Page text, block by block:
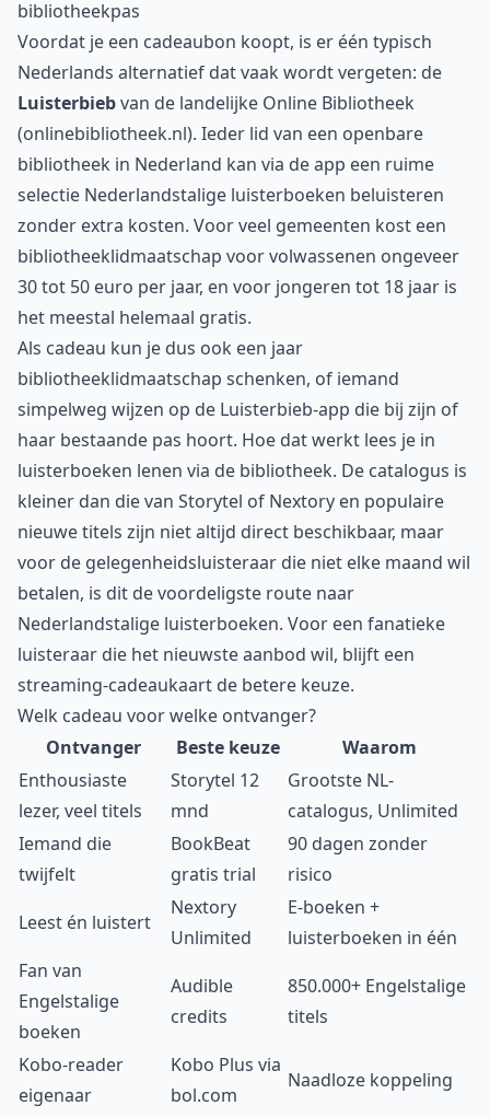
bibliotheekpas
Voordat je een cadeaubon koopt, is er één typisch
Nederlands alternatief dat vaak wordt vergeten: de
Luisterbiebvan de landelijke Online Bibliotheek
(onlinebibliotheek.nl). Ieder lid van een openbare
bibliotheek in Nederland kan via de app een ruime
selectie Nederlandstalige luisterboeken beluisteren
zonder extra kosten. Voor veel gemeenten kost een
bibliotheeklidmaatschap voor volwassenen ongeveer
30 tot 50 euro per jaar, en voor jongeren tot 18 jaar is
het meestal helemaal gratis.
Als cadeau kun je dus ook een jaar
bibliotheeklidmaatschap schenken, of iemand
simpelweg wijzen op de Luisterbieb-app die bij zijn of
haar bestaande pas hoort. Hoe dat werkt lees je in
luisterboeken lenen via de bibliotheek. De catalogus is
kleiner dan die van Storytel of Nextory en populaire
nieuwe titels zijn niet altijd direct beschikbaar, maar
voor de gelegenheidsluisteraar die niet elke maand wil
betalen, is dit de voordeligste route naar
Nederlandstalige luisterboeken. Voor een fanatieke
luisteraar die het nieuwste aanbod wil, blijft een
streaming-cadeaukaart de betere keuze.
Welk cadeau voor welke ontvanger?
Ontvanger
Beste keuze
Waarom
Enthousiaste
lezer, veel titels
Storytel 12
mnd
Grootste NL-
catalogus, Unlimited
Iemand die
twijfelt
BookBeat
gratis trial
90 dagen zonder
risico
Leest én luistert
Nextory
Unlimited
E-boeken +
luisterboeken in één
Fan van
Engelstalige
boeken
Audible
credits
850.000+ Engelstalige
titels
Kobo-reader
eigenaar
Kobo Plus via
bol.com
Naadloze koppeling